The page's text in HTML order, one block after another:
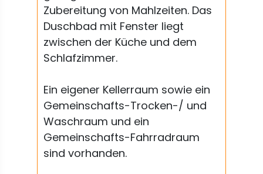
Zubereitung von Mahlzeiten. Das
Duschbad mit Fenster liegt
zwischen der Küche und dem
Schlafzimmer.
Ein eigener Kellerraum sowie ein
Gemeinschafts-Trocken-/ und
Waschraum und ein
Gemeinschafts-Fahrradraum
sind vorhanden.